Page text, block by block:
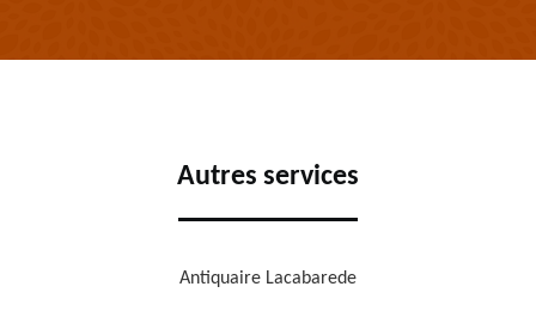
Autres services
Antiquaire Lacabarede